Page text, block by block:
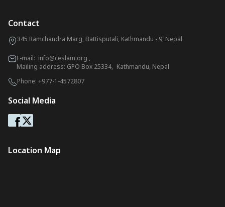
Contact
345 Ramchandra Marg, Battisputali, Kathmandu - 9, Nepal
E-mail: info@ceslam.org ,
Mailing address: GPO Box 25334, Kathmandu, Nepal
Phone: +977-1-4572807
Social Media
Location Map